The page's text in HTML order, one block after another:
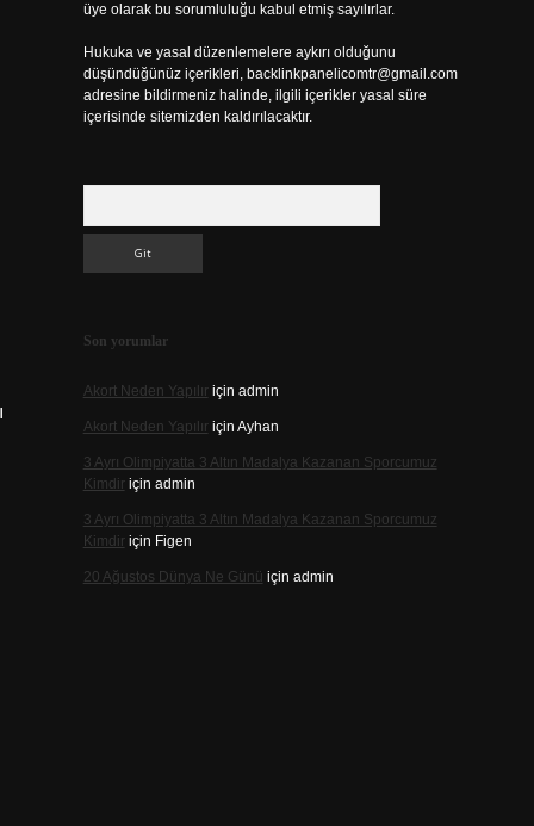
üye olarak bu sorumluluğu kabul etmiş sayılırlar.
Hukuka ve yasal düzenlemelere aykırı olduğunu
düşündüğünüz içerikleri, backlinkpanelicomtr@gmail.com
adresine bildirmeniz halinde, ilgili içerikler yasal süre
içerisinde sitemizden kaldırılacaktır.
Son yorumlar
Akort Neden Yapılıriçin admin
Akort Neden Yapılıriçin Ayhan
3 Ayrı Olimpiyatta 3 Altın Madalya Kazanan Sporcumuz
Kimdiriçin admin
3 Ayrı Olimpiyatta 3 Altın Madalya Kazanan Sporcumuz
Kimdiriçin Figen
20 Ağustos Dünya Ne Günü için admin